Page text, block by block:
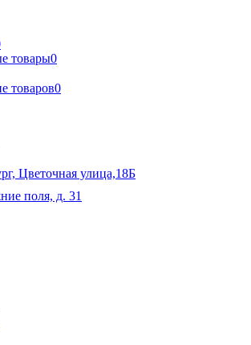
товары0
товаров0
Цветочная улица,18Б
поля, д. 31